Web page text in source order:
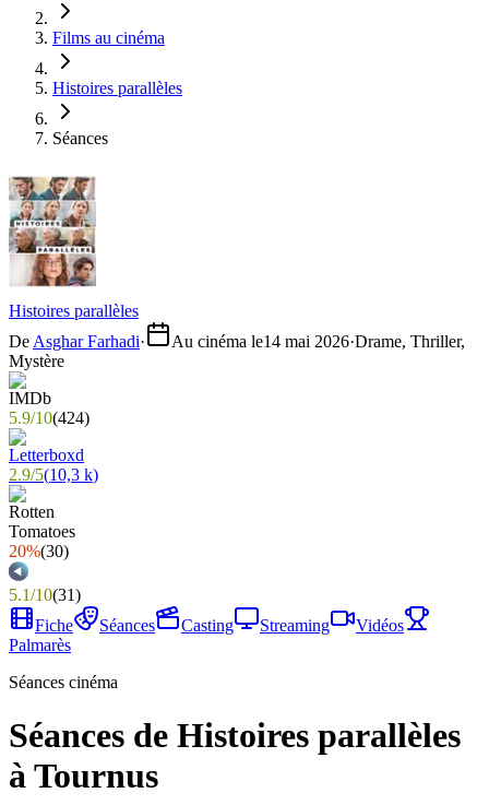
Films au cinéma
Histoires parallèles
Séances
Histoires parallèles
De Asghar Farhadi· Au cinéma le14 mai 2026·Drame, Thriller,
Mystère
5.9/10(424)
2.9/5(10,3 k)
20%(30)
5.1/10(31)
Fiche
Séances Casting Streaming
Vidéos
Palmarès
Séances cinéma
Séances de Histoires parallèles
à Tournus